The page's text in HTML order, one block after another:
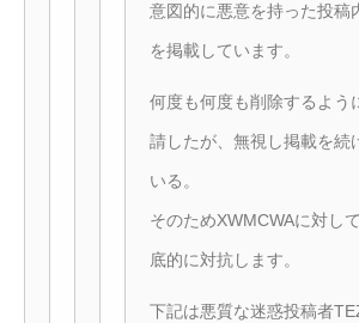
意図的に悪意を持った投稿
を掲載しています。
何度も何度も削除するよう
請したが、無視し掲載を続
いる。
そのためXWMCWAに対し
底的に対抗します。
下記は悪質な迷惑投稿者